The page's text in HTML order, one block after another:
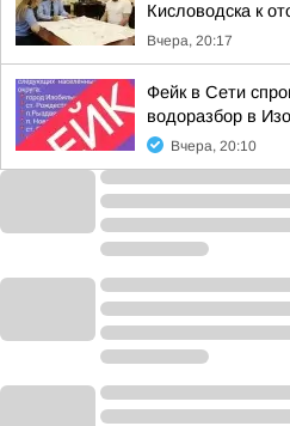
Кисловодска к
Вчера, 20:17
Фейк в Сети
водоразбор в
Вчера, 20:10